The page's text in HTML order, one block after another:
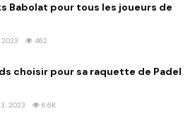
Babolat pour tous les joueurs de
2023 462
choisir pour sa raquette de Padel
2023 6.6K